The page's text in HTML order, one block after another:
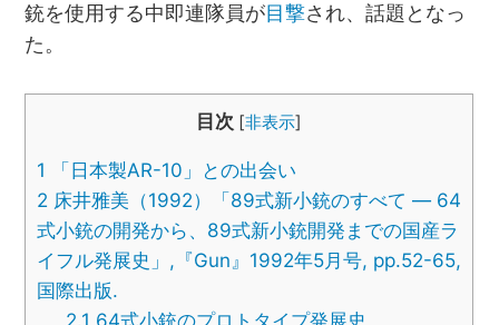
銃を使用する中即連隊員が目撃され、話題となっ
た。
目次 [非表示]
1
「日本製AR-10」との出会い
2 床井雅美（1992）「89式新小銃のすべて ― 64
式小銃の開発から、89式新小銃開発までの国産ラ
イフル発展史」,『Gun』1992年5月号, pp.52-65,
国際出版.